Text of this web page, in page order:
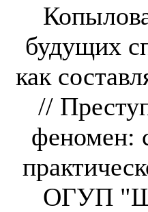
будущих
как
//
феномен:
ОГУП